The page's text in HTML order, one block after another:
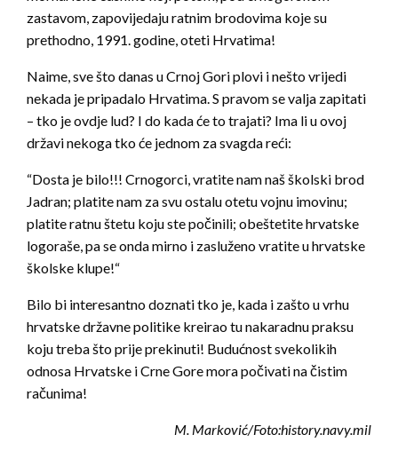
zastavom, zapovijedaju ratnim brodovima koje su
prethodno, 1991. godine, oteti Hrvatima!
Naime, sve što danas u Crnoj Gori plovi i nešto vrijedi
nekada je pripadalo Hrvatima. S pravom se valja zapitati
– tko je ovdje lud? I do kada će to trajati? Ima li u ovoj
državi nekoga tko će jednom za svagda reći:
“Dosta je bilo!!! Crnogorci, vratite nam naš školski brod
Jadran; platite nam za svu ostalu otetu vojnu imovinu;
platite ratnu štetu koju ste počinili; obeštetite hrvatske
logoraše, pa se onda mirno i zasluženo vratite u hrvatske
školske klupe!“
Bilo bi interesantno doznati tko je, kada i zašto u vrhu
hrvatske državne politike kreirao tu nakaradnu praksu
koju treba što prije prekinuti! Budućnost svekolikih
odnosa Hrvatske i Crne Gore mora počivati na čistim
računima!
M. Marković/Foto:history.navy.mil